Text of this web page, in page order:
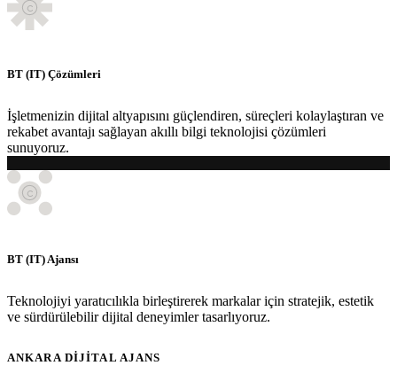
BT (IT) Çözümleri
İşletmenizin dijital altyapısını güçlendiren, süreçleri kolaylaştıran ve
rekabet avantajı sağlayan akıllı bilgi teknolojisi çözümleri
sunuyoruz.
BT (IT) Ajansı
Teknolojiyi yaratıcılıkla birleştirerek markalar için stratejik, estetik
ve sürdürülebilir dijital deneyimler tasarlıyoruz.
ANKARA DIJITAL AJANS